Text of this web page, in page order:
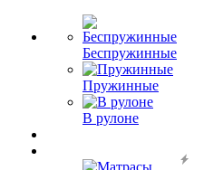
Беспружинные
Пружинные
В рулоне